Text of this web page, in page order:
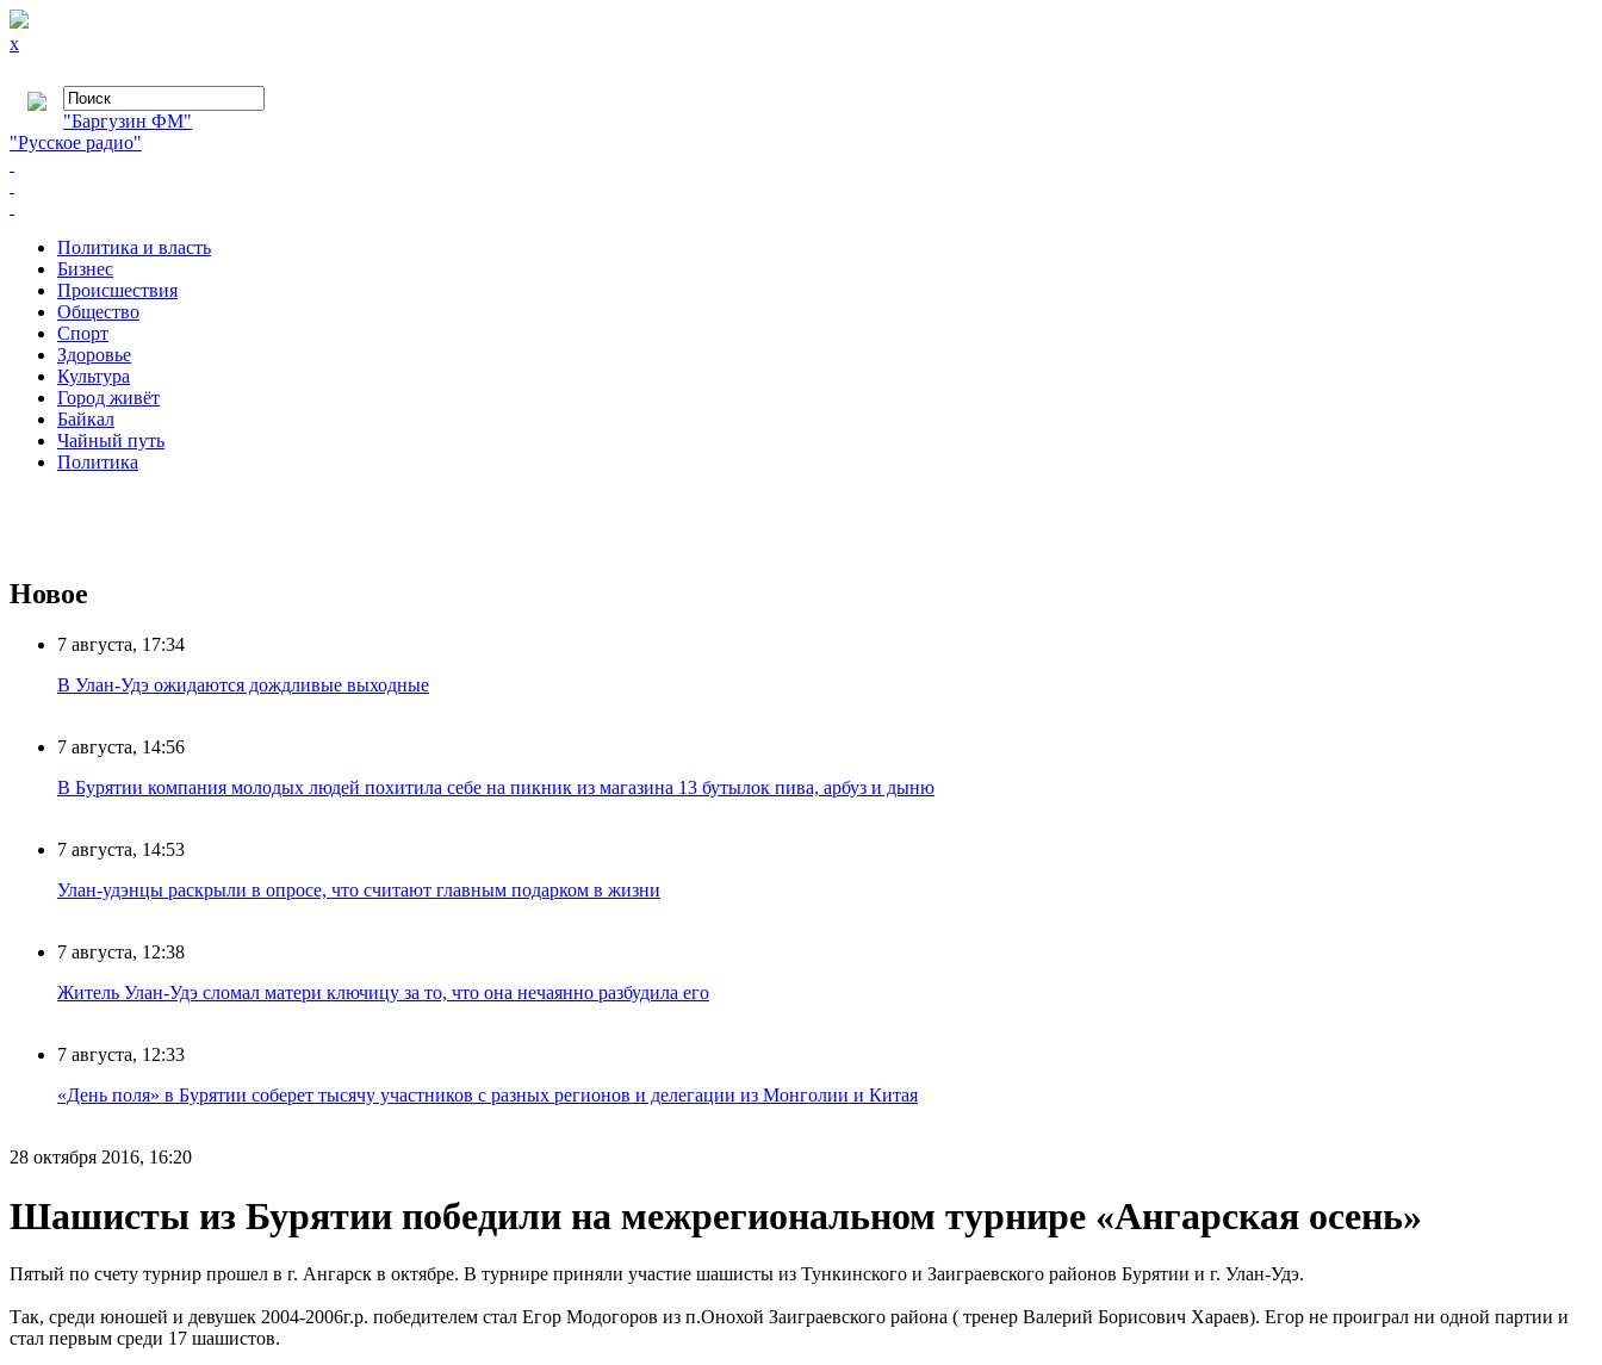
x
"Баргузин ФМ"
"Русское радио"
Политика и власть
Бизнес
Происшествия
Общество
Cпорт
Здоровье
Культура
Город живёт
Байкал
Чайный путь
Политика
Новое
7 августа, 17:34
В Улан-Удэ ожидаются дождливые выходные
7 августа, 14:56
В Бурятии компания молодых людей похитила себе на пикник из магазина 13 бутылок пива, арбуз и дыню
7 августа, 14:53
Улан-удэнцы раскрыли в опросе, что считают главным подарком в жизни
7 августа, 12:38
Житель Улан-Удэ сломал матери ключицу за то, что она нечаянно разбудила его
7 августа, 12:33
«День поля» в Бурятии соберет тысячу участников с разных регионов и делегации из Монголии и Китая
28 октября 2016, 16:20
Шашисты из Бурятии победили на межрегиональном турнире «Ангарская осень»
Пятый по счету турнир прошел в г. Ангарск в октябре. В турнире приняли участие шашисты из Тункинского и Заиграевского районов Бурятии и г. Улан-Удэ.
Так, среди юношей и девушек 2004-2006г.р. победителем стал Егор Модогоров из п.Онохой Заиграевского района ( тренер Валерий Борисович Хараев). Егор не проиграл ни одной партии и
стал первым среди 17 шашистов.